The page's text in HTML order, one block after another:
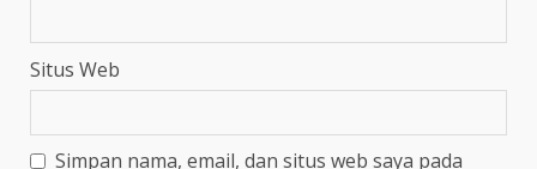
Situs Web
Simpan nama, email, dan situs web saya pada